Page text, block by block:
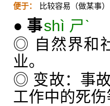
便于： 比较容易（做某事
● 事shì ㄕˋ
◎ 自然界和
业。
◎ 变故：事
工作中的死伤